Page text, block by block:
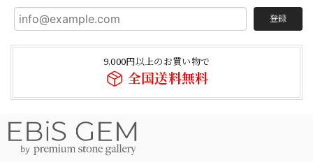
登録
9,000円以上のお買い物で
全国送料無料